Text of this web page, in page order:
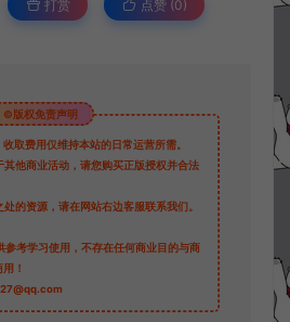
打赏 点赞 (0)
©版权免责声明
取费用仅维持本站的日常运营所需。
他商业活动，请您购买正版授权并合法
的资源，请在网站右边客服联系我们。
参考学习使用，不存在任何商业目的与商
！